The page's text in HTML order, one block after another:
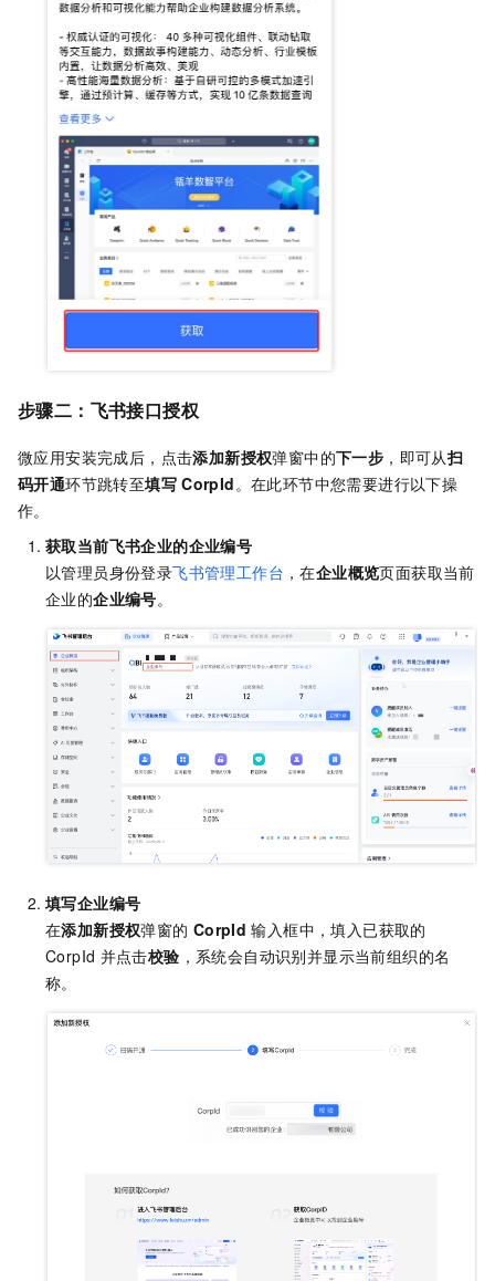
步骤二：飞书接口授权
微应用安装完成后，点击添加新授权弹窗中的下一步 ，即可从扫
码开通环节跳转至填写 CorpId。在此环节中您需要进行以下操
作。
获取当前飞书企业的企业编号
以管理员身份登录飞书管理工作台 ，在企业概览页面获取当前
企业的企业编号。
填写企业编号
在添加新授权弹窗的 CorpId 输入框中，填入已获取的
CorpId 并点击校验 ，系统会自动识别并显示当前组织的名
称。